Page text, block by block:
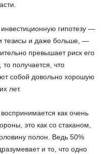
гипотезу —
тезисы и даже больше, —
превышает риск его
получается, что
собой довольно хорошую
лет.
как очень
это как со стаканом,
полон. Ведь 50%
и то, что одно